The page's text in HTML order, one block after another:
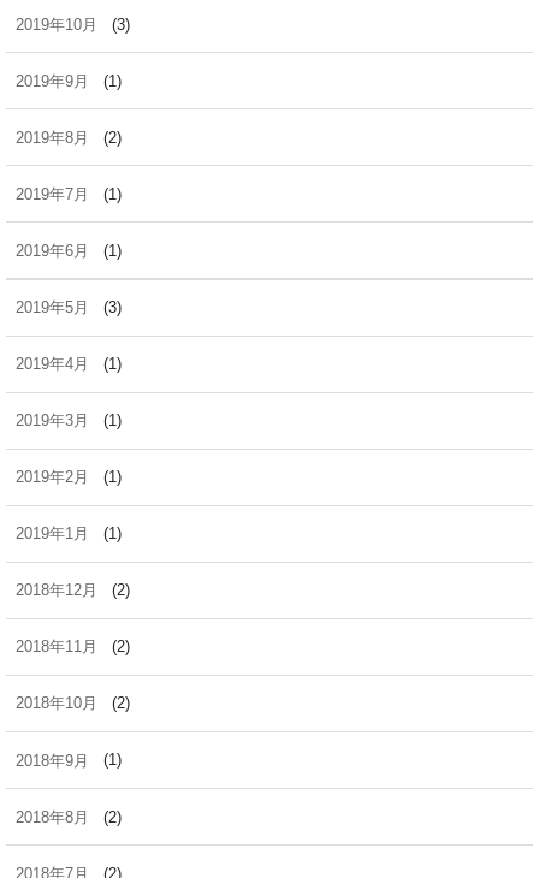
2019年10月 (3)
2019年9月 (1)
2019年8月 (2)
2019年7月 (1)
2019年6月 (1)
2019年5月 (3)
2019年4月 (1)
2019年3月 (1)
2019年2月 (1)
2019年1月 (1)
2018年12月 (2)
2018年11月 (2)
2018年10月 (2)
2018年9月 (1)
2018年8月 (2)
2018年7月 (2)